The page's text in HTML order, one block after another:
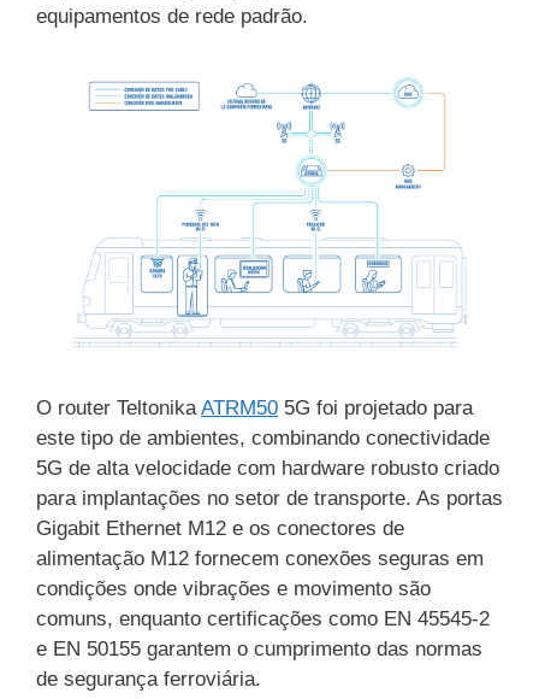
equipamentos de rede padrão.
O router Teltonika ATRM50 5G foi projetado para
este tipo de ambientes, combinando conectividade
5G de alta velocidade com hardware robusto criado
para implantações no setor de transporte. As portas
Gigabit Ethernet M12 e os conectores de
alimentação M12 fornecem conexões seguras em
condições onde vibrações e movimento são
comuns, enquanto certificações como EN 45545-2
e EN 50155 garantem o cumprimento das normas
de segurança ferroviária.